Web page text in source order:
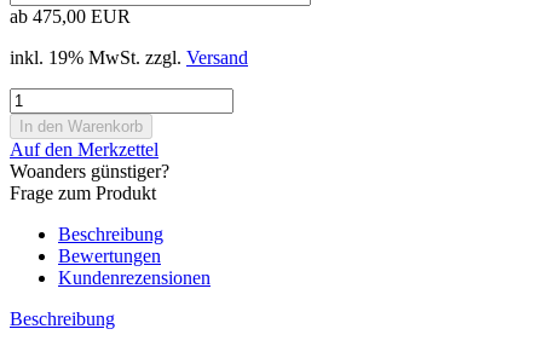
ab 475,00 EUR
inkl. 19% MwSt. zzgl. Versand
Auf den Merkzettel
Woanders günstiger?
Frage zum Produkt
Beschreibung
Bewertungen
Kundenrezensionen
Beschreibung